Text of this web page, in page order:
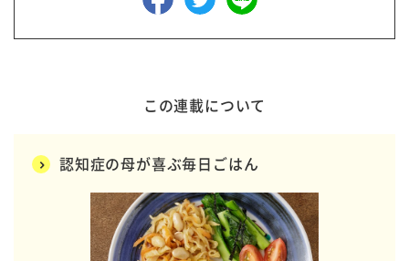
この連載について
認知症の母が喜ぶ毎日ごはん